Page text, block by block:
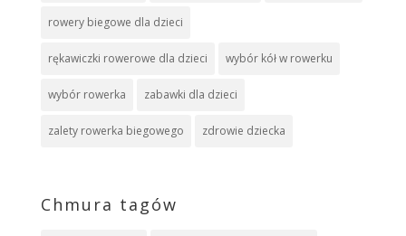
rowery biegowe dla dzieci
rękawiczki rowerowe dla dzieci wybór kół w rowerku
wybór rowerka zabawki dla dzieci
zalety rowerka biegowego zdrowie dziecka
Chmura tagów